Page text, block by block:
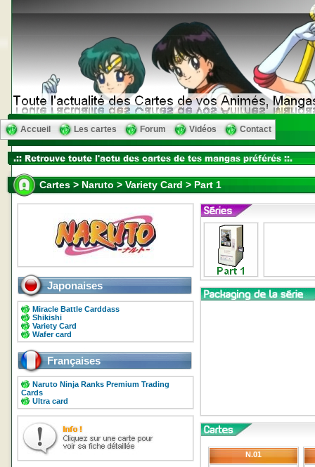
Accueil Les cartes Forum Vidéos Contact
Cartes > Naruto > Variety Card > Part 1
Japonaises
Miracle Battle Carddass
Shikishi
Variety Card
Wafer card
Françaises
Naruto Ninja Ranks Premium Trading
Cards
Ultra card
N.01